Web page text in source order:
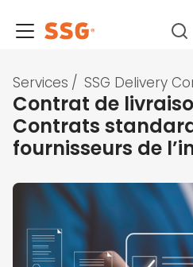
Services / SSG Delivery
Contrat de
Contrats
fournisseurs de